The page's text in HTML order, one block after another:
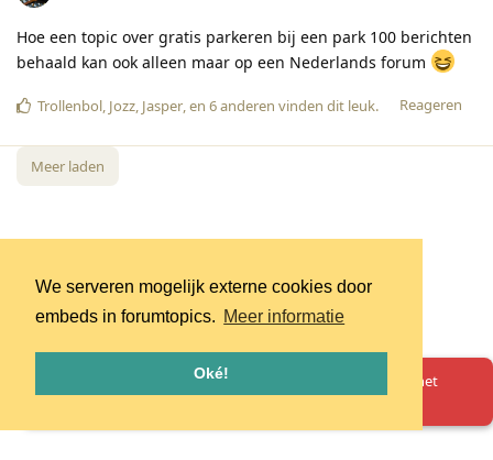
We serveren mogelijk externe cookies door
embeds in forumtopics. Meer informatie
Oké!
Hoe een topic over gratis parkeren bij een park 100 berichten
behaald kan ook alleen maar op een Nederlands forum
Reageren
Trollenbol, Jozz, Jasper, en 6anderen vinden dit leuk.
Meer laden
Oeps! Er is iets misgegaan. Herlaad de pagina en probeer het
opnieuw.